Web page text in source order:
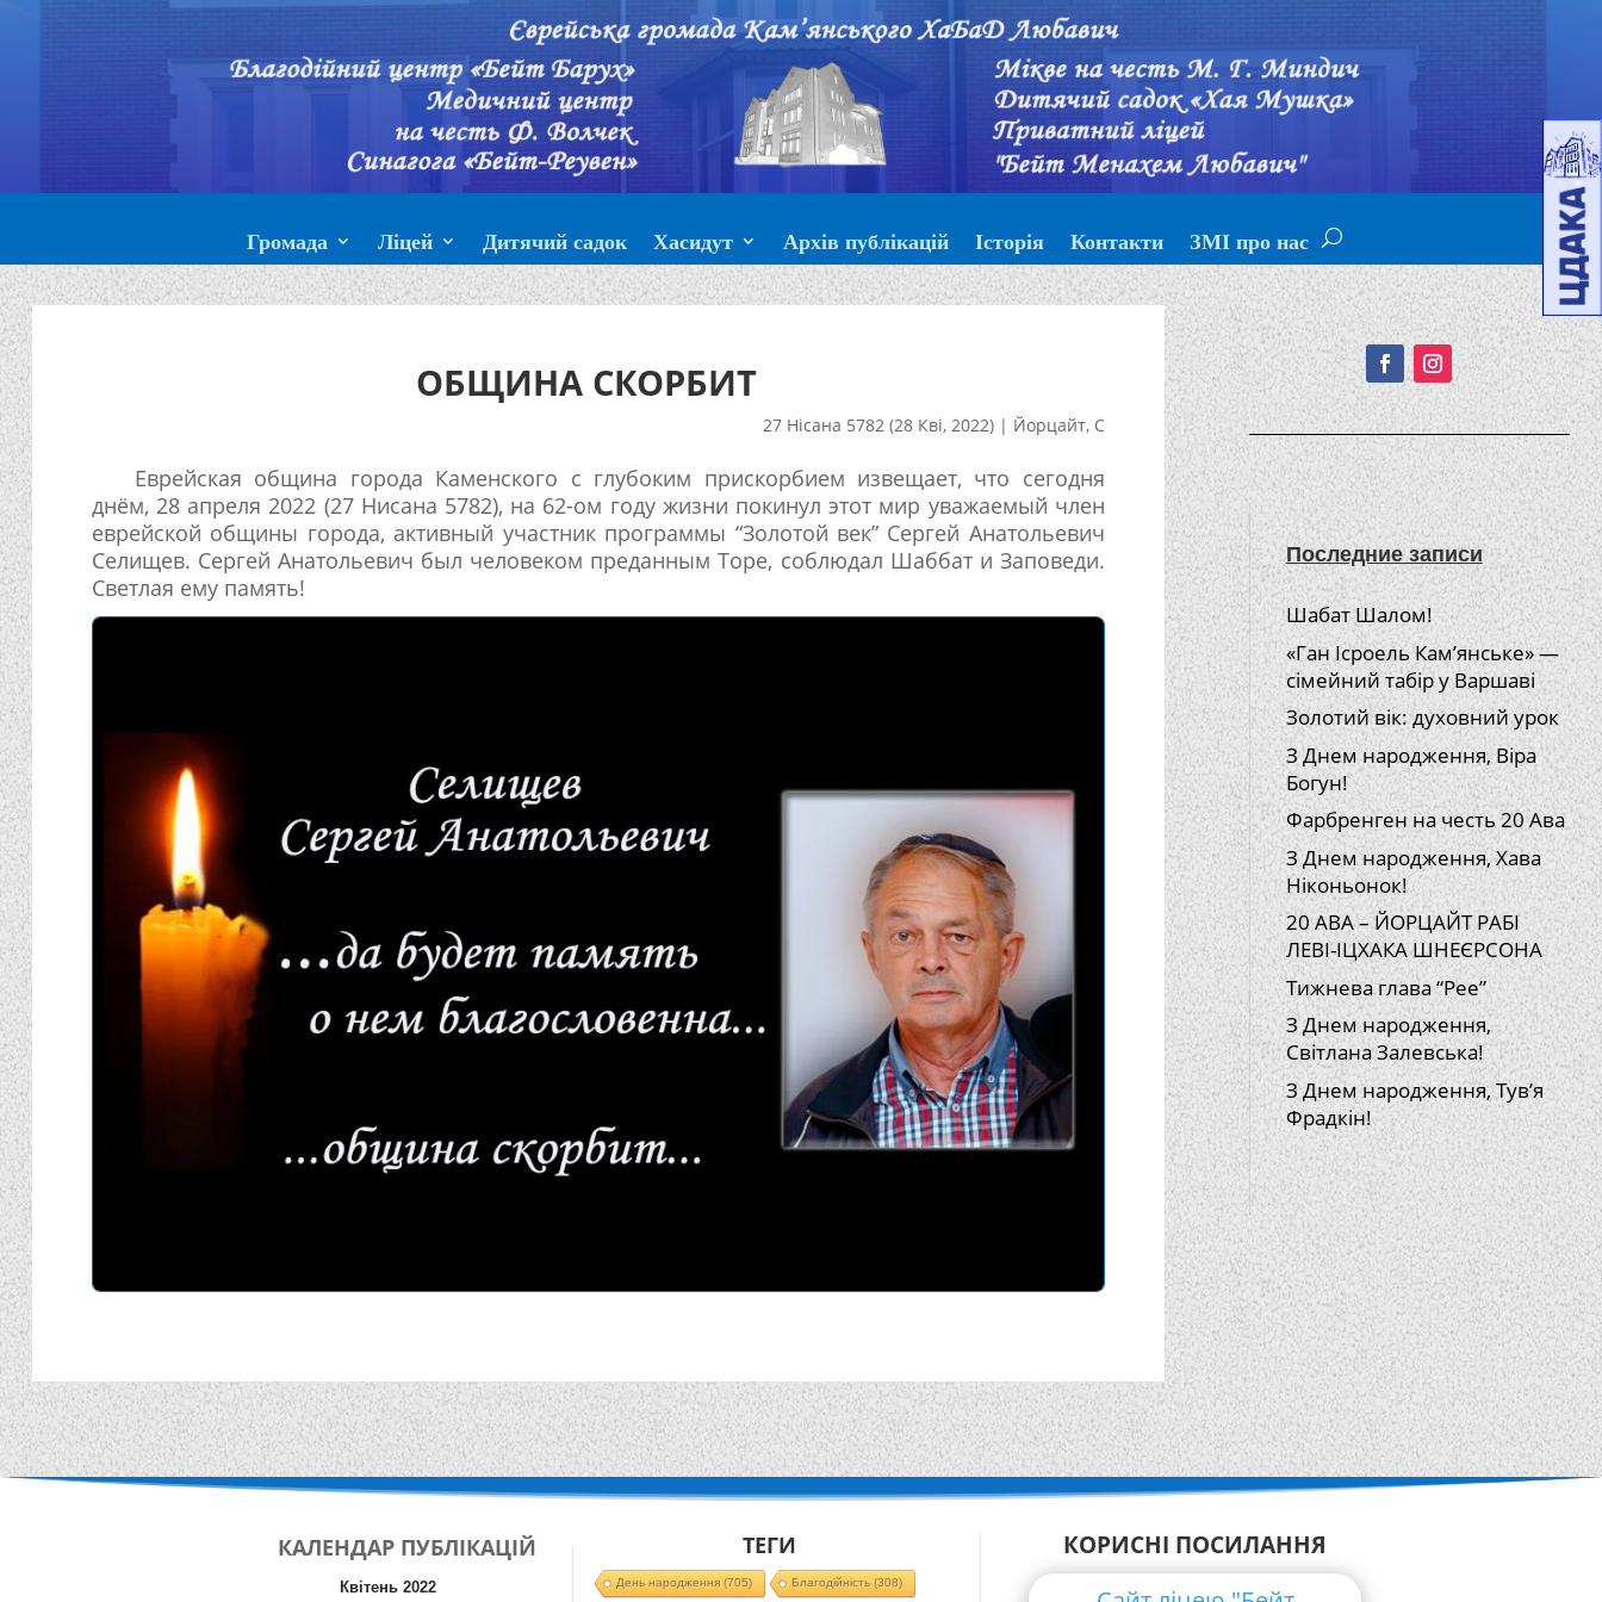
Громада Ліцей Дитячий садок Хасидут Архів публікацій Історія Контакти ЗМІ про нас
ОБЩИНА СКОРБИТ
27 Нісана 5782 (28 Кві, 2022)| Йорцайт, С
Еврейская община города Каменского с глубоким прискорбием извещает, что сегодня
днём, 28 апреля 2022 (27 Нисана 5782), на 62-ом году жизни покинул этот мир уважаемый член
еврейской общины города, активный участник программы “Золотой век” Сергей Анатольевич
Селищев. Сергей Анатольевич был человеком преданным Торе, соблюдал Шаббат и Заповеди.
Светлая ему память!
Подписывайтесь!
Последние записи
Шабат Шалом!
«Ган Ісроель Кам’янське» —
сімейний табір у Варшаві
Золотий вік: духовний урок
З Днем народження, Віра
Богун!
Фарбренген на честь 20 Ава
З Днем народження, Хава
Ніконьонок!
20 АВА – ЙОРЦАЙТ РАБІ
ЛЕВІ-ІЦХАКА ШНЕЄРСОНА
Тижнева глава “Рее”
З Днем народження,
Світлана Залевська!
З Днем народження, Тув’я
Фрадкін!
КАЛЕНДАР ПУБЛІКАЦІЙ
Квітень 2022
ТЕГИ
День народження(705) Благодійність(308)
КОРИСНІ ПОСИЛАННЯ